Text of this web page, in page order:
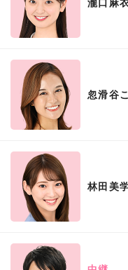
瀧口麻
忽滑谷
林田美